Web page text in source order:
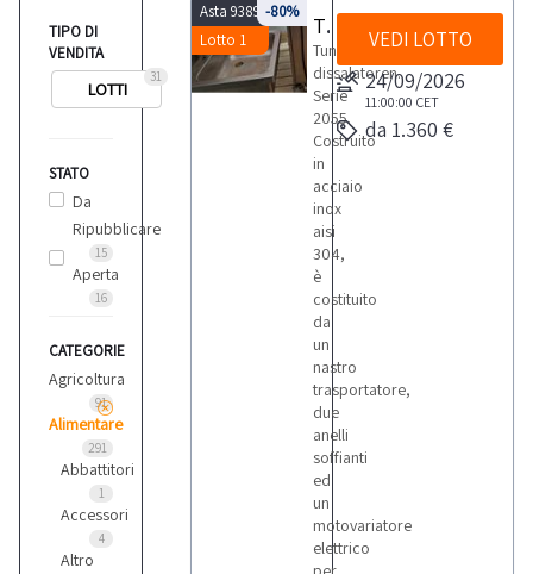
TIPO DI
VENDITA
31
LOTTI
STATO
Da
Ripubblicare
15
Aperta
16
CATEGORIE
Agricoltura
91
Alimentare
291
Abbattitori
1
Accessori
4
Altro
Asta 9389
Lotto 1
-80%
Tunnel dissalatore
Tunnel
dissalatoren.
Serie
2055.
Costruito
in
acciaio
inox
aisi
304,
è
costituito
da
un
nastro
trasportatore,
due
anelli
soffianti
ed
un
motovariatore
elettrico
VEDI LOTTO
24/09/2026
11:00:00 CET
da 1.360 €